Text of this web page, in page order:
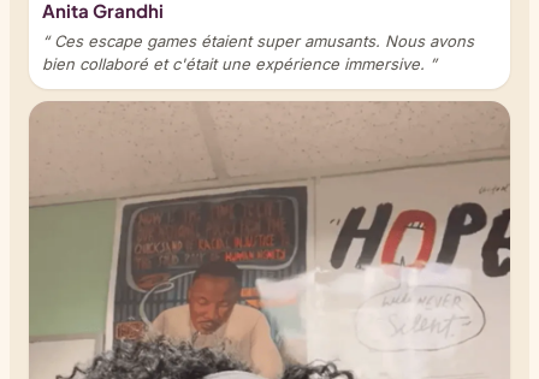
Anita Grandhi
“ Ces escape games étaient super amusants. Nous avons
bien collaboré et c'était une expérience immersive. ”